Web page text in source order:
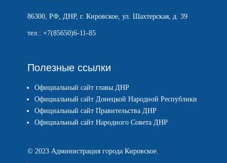
86300, РФ, ДНР, г. Кировское, ул. Шахтерская, д. 39
тел.: +7(85650)6-11-85
Полезные ссылки
Официальный сайт главы ДНР
Официальный сайт Донецкой Народной Республики
Официальный сайт Правительства ДНР
Официальный сайт Народного Совета ДНР
© 2023 Администрация города Кировское.